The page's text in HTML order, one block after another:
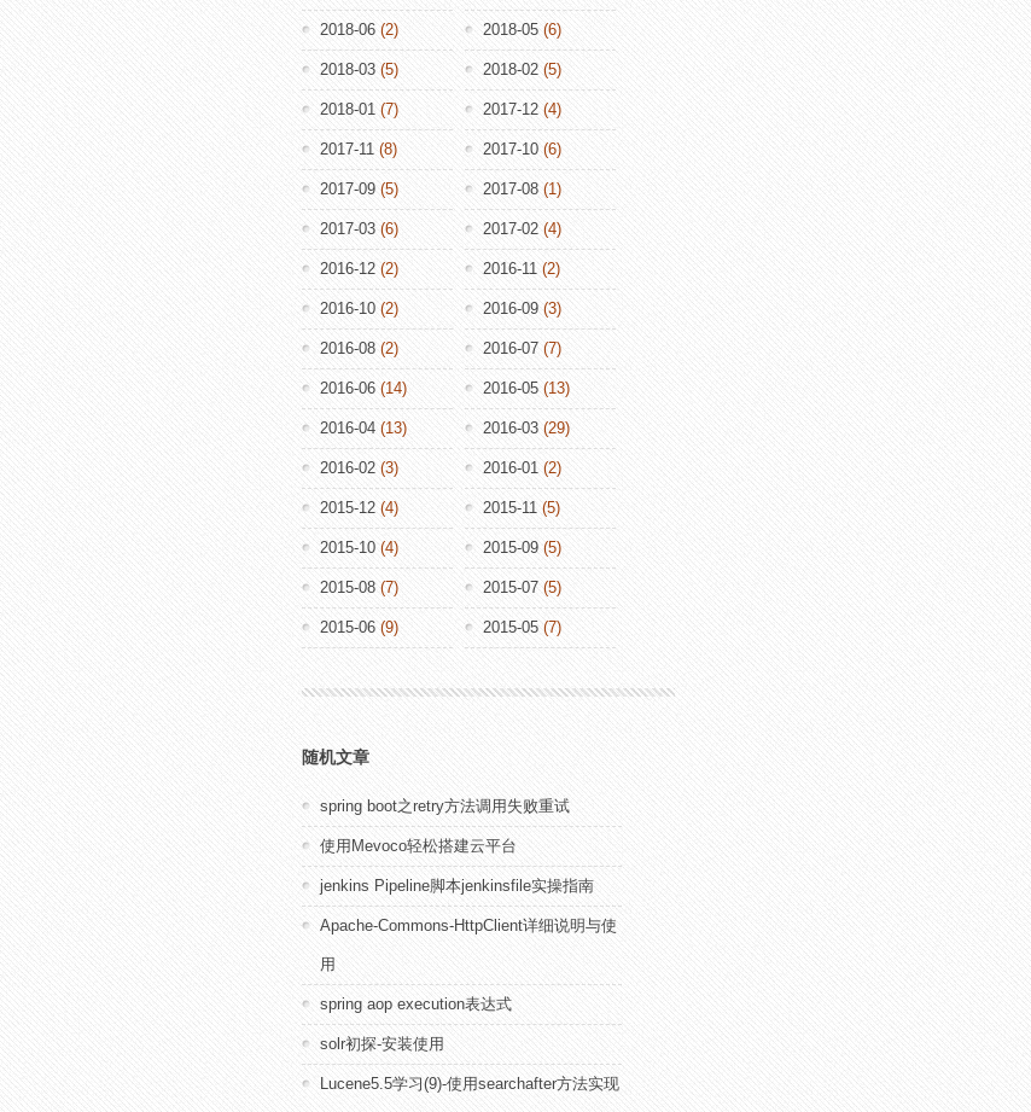
2018-06 (2) 2018-05 (6)
2018-03 (5) 2018-02 (5)
2018-01 (7) 2017-12 (4)
2017-11 (8) 2017-10 (6)
2017-09 (5) 2017-08 (1)
2017-03 (6) 2017-02 (4)
2016-12 (2) 2016-11 (2)
2016-10 (2) 2016-09 (3)
2016-08 (2) 2016-07 (7)
2016-06 (14) 2016-05 (13)
2016-04 (13) 2016-03 (29)
2016-02 (3) 2016-01 (2)
2015-12 (4) 2015-11 (5)
2015-10 (4) 2015-09 (5)
2015-08 (7) 2015-07 (5)
2015-06 (9) 2015-05 (7)
随机文章
spring boot之retry方法调用失败重试
使用Mevoco轻松搭建云平台
jenkins Pipeline脚本jenkinsfile实操指南
Apache-Commons-HttpClient详细说明与使
用
spring aop execution表达式
solr初探-安装使用
Lucene5.5学习(9)-使用searchafter方法实现